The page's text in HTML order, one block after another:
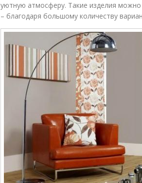
уютную атмосферу. Такие изделия
– благодаря большому количеству